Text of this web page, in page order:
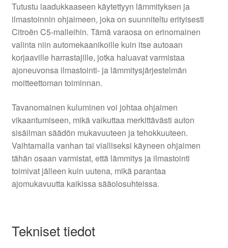
Tutustu laadukkaaseen käytettyyn lämmityksen ja
ilmastoinnin ohjaimeen, joka on suunniteltu erityisesti
Citroën C5-malleihin. Tämä varaosa on erinomainen
valinta niin automekaanikoille kuin itse autoaan
korjaaville harrastajille, jotka haluavat varmistaa
ajoneuvonsa ilmastointi- ja lämmitysjärjestelmän
moitteettoman toiminnan.
Tavanomainen kuluminen voi johtaa ohjaimen
vikaantumiseen, mikä vaikuttaa merkittävästi auton
sisäilman säädön mukavuuteen ja tehokkuuteen.
Vaihtamalla vanhan tai vialliseksi käyneen ohjaimen
tähän osaan varmistat, että lämmitys ja ilmastointi
toimivat jälleen kuin uutena, mikä parantaa
ajomukavuutta kaikissa sääolosuhteissa.
Tekniset tiedot